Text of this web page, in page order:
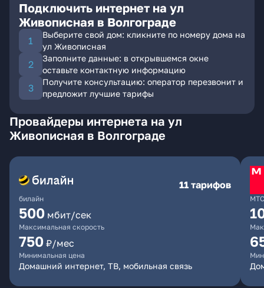
Подключить интернет на ул
Живописная в Волгограде
Выберите свой дом: кликните по номеру дома на
ул Живописная
Заполните данные: в открывшемся окне
оставьте контактную информацию
Получите консультацию: оператор перезвонит и
предложит лучшие тарифы
Провайдеры интернета на ул
Живописная в Волгограде
билайн
11 тарифов
500 мбит/сек
Максимальная скорость
750 ₽/мес
Минимальная цена
Домашний интернет, ТВ, мобильная связь
МТС